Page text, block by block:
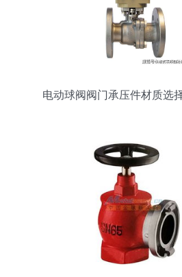
电动球阀阀门承压件材质选